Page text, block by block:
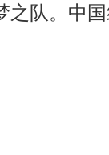
之队。中